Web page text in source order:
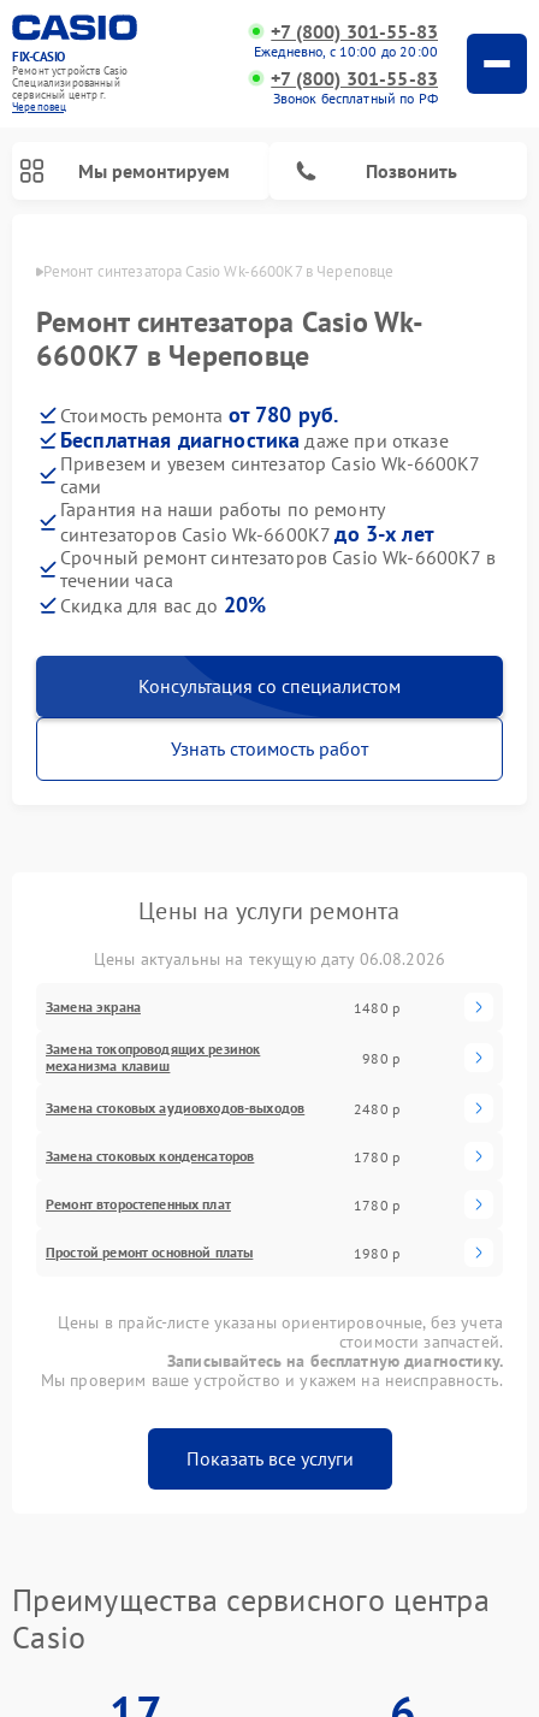
FIX-CASIO
Ремонт устройств Casio
Специализированный
cервисный центр г.
Череповец
+7 (800) 301-55-83
Ежедневно, с 10:00 до 20:00
+7 (800) 301-55-83
Звонок бесплатный по РФ
Мы ремонтируем Позвонить
Ремонт синтезатора Casio Wk-6600K7 в Череповце
Ремонт синтезатора Casio Wk-
6600K7 в Череповце
Стоимость ремонта от 780 руб.
Бесплатная диагностика даже при отказе
Привезем и увезем синтезатор Casio Wk-6600K7
сами
Гарантия на наши работы по ремонту
синтезаторов Casio Wk-6600K7до 3-х лет
Срочный ремонт синтезаторов Casio Wk-6600K7 в
течении часа
Скидка для вас до 20%
Консультация со специалистом
Узнать стоимость работ
Цены на услуги ремонта
Цены актуальны на текущую дату 06.08.2026
Замена экрана 1480 р
Замена токопроводящих резинок
механизма клавиш
980 р
Замена стоковых аудиовходов-выходов 2480 р
Замена стоковых конденсаторов 1780 р
Ремонт второстепенных плат 1780 р
Простой ремонт основной платы 1980 р
Цены в прайс-листе указаны ориентировочные, без учета
стоимости запчастей.
Записывайтесь на бесплатную диагностику.
Мы проверим ваше устройство и укажем на неисправность.
Показать все услуги
Преимущества сервисного центра
Casio